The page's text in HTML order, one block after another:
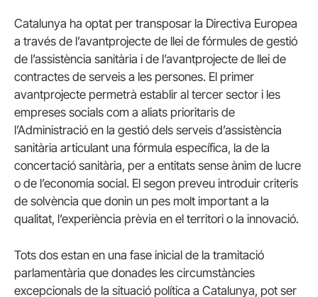
Catalunya ha optat per transposar la Directiva Europea
a través de l’avantprojecte de llei de fórmules de gestió
de l’assistència sanitària i de l’avantprojecte de llei de
contractes de serveis a les persones. El primer
avantprojecte permetrà establir al tercer sector i les
empreses socials com a aliats prioritaris de
l’Administració en la gestió dels serveis d’assistència
sanitària articulant una fórmula específica, la de la
concertació sanitària, per a entitats sense ànim de lucre
o de l’economia social. El segon preveu introduir criteris
de solvència que donin un pes molt important a la
qualitat, l’experiència prèvia en el territori o la innovació.
Tots dos estan en una fase inicial de la tramitació
parlamentària que donades les circumstàncies
excepcionals de la situació política a Catalunya, pot ser